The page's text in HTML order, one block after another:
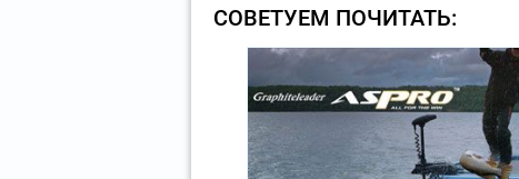
СОВЕТУЕМ ПОЧИТАТЬ: